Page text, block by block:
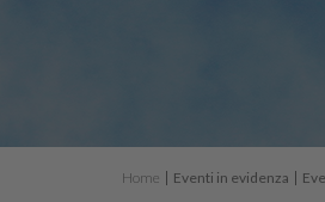
Home Eventi in evidenza